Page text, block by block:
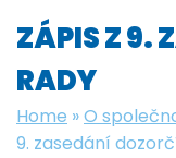
ZÁPIS Z 9.
RADY
Home »O
9. zasedání